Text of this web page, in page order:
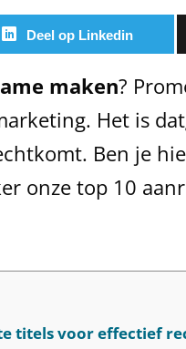
Deel op Linkedin
maken?
Het is
Ben je
onze top 10
titels voor effectief